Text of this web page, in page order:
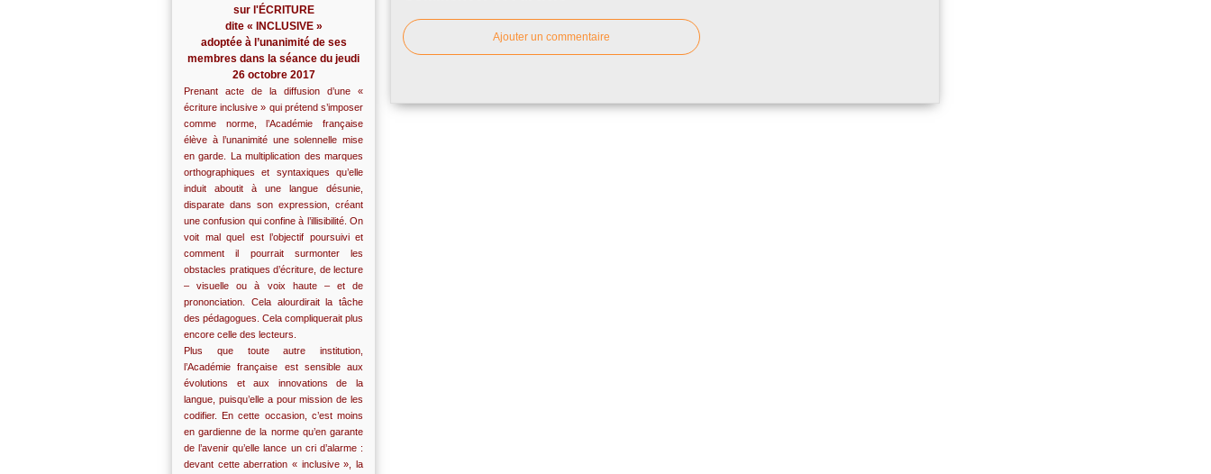
sur l'ÉCRITURE
dite « INCLUSIVE »
adoptée à l’unanimité de ses
membres dans la séance du jeudi
26 octobre 2017
Prenant acte de la diffusion d’une «
écriture inclusive » qui prétend s’imposer
comme norme, l’Académie française
élève à l’unanimité une solennelle mise
en garde. La multiplication des marques
orthographiques et syntaxiques qu’elle
induit aboutit à une langue désunie,
disparate dans son expression, créant
une confusion qui confine à l’illisibilité. On
voit mal quel est l’objectif poursuivi et
comment il pourrait surmonter les
obstacles pratiques d’écriture, de lecture
– visuelle ou à voix haute – et de
prononciation. Cela alourdirait la tâche
des pédagogues. Cela compliquerait plus
encore celle des lecteurs.
Plus que toute autre institution,
l’Académie française est sensible aux
évolutions et aux innovations de la
langue, puisqu’elle a pour mission de les
codifier. En cette occasion, c’est moins
en gardienne de la norme qu’en garante
de l’avenir qu’elle lance un cri d’alarme :
devant cette aberration « inclusive », la
Ajouter un commentaire